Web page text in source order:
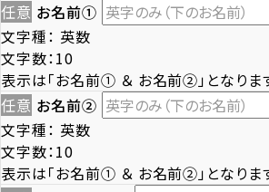
任意 お名前①
文字種： 英数
文字数：10
表示は「お名前① ＆ お名前②」となりま
任意 お名前②
文字種： 英数
文字数：10
表示は「お名前① ＆ お名前②」となりま